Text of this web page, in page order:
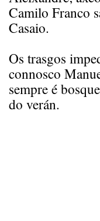
Camilo Franco
Casaio.
Os trasgos
connosco
sempre é
do verán.